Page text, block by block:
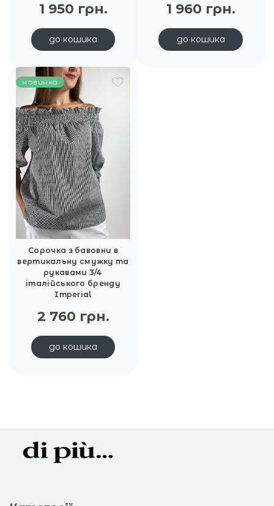
1 950 грн.
до кошика
1 960 грн.
до кошика
новинка
Сорочка з бавовни в
вертикальну смужку та
рукавами 3/4
італійського бренду
Imperial
2 760 грн.
до кошика